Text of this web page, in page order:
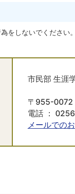
をしないでください。
市民部 生涯
〒955-0072
電話 ：
メールでの